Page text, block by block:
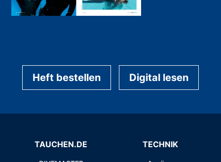
Heft bestellen Digital lesen
TAUCHEN.DE TECHNIK